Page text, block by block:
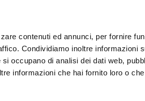
contenuti ed annunci, per fornire
Condividiamo inoltre informazioni
occupano di analisi dei dati web,
informazioni che hai fornito loro o